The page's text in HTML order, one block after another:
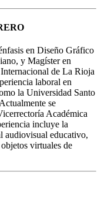
en Diseño Gráfico
y Magíster en
de La Rioja
laboral en
la Universidad Santo
se
Académica
incluye la
audiovisual educativo,
virtuales de